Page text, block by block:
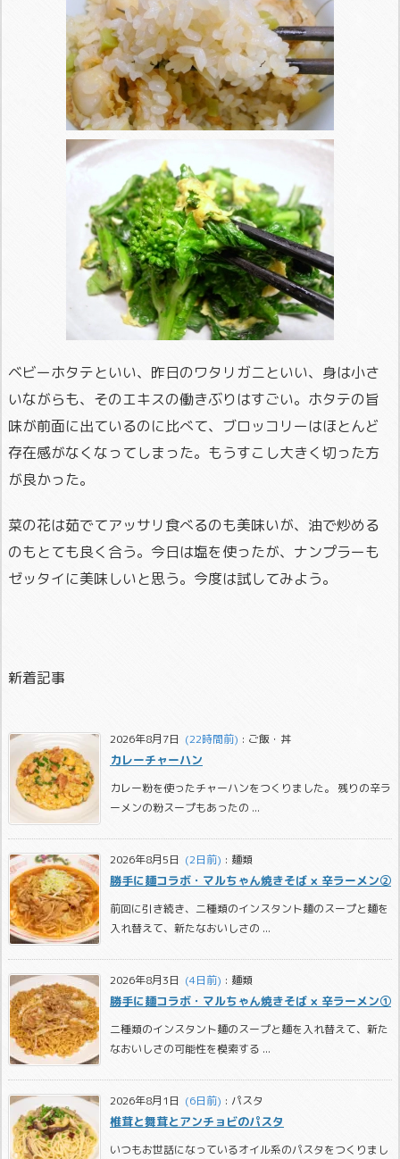
ベビーホタテといい、昨日のワタリガニといい、身は小さ
いながらも、そのエキスの働きぶりはすごい。ホタテの旨
味が前面に出ているのに比べて、ブロッコリーはほとんど
存在感がなくなってしまった。もうすこし大きく切った方
が良かった。
菜の花は茹でてアッサリ食べるのも美味いが、油で炒める
のもとても良く合う。今日は塩を使ったが、ナンプラーも
ゼッタイに美味しいと思う。今度は試してみよう。
新着記事
2026年8月7日
  (22時間前)
: ご飯・丼
カレーチャーハン
カレー粉を使ったチャーハンをつくりました。 残りの辛ラ
ーメンの粉スープもあったの ...
2026年8月5日
  (2日前)
: 麺類
勝手に麺コラボ・マルちゃん焼きそば × 辛ラーメン②
前回に引き続き、二種類のインスタント麺のスープと麺を
入れ替えて、新たなおいしさの ...
2026年8月3日
  (4日前)
: 麺類
勝手に麺コラボ・マルちゃん焼きそば × 辛ラーメン①
二種類のインスタント麺のスープと麺を入れ替えて、新た
なおいしさの可能性を模索する ...
2026年8月1日
  (6日前)
: パスタ
椎茸と舞茸とアンチョビのパスタ
いつもお世話になっているオイル系のパスタをつくりまし